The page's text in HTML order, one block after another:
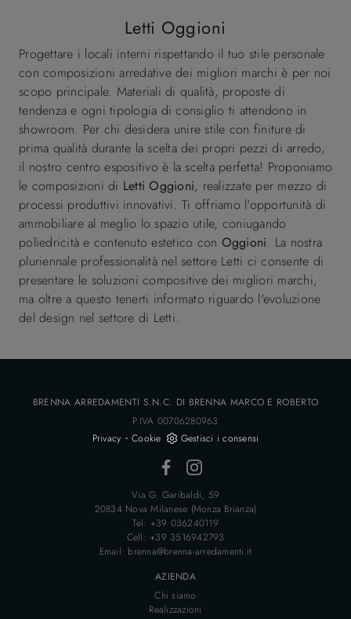
Letti Oggioni
Progettare i locali interni rispettando il tuo stile personale
con composizioni arredative dei migliori marchi è per noi
scopo principale. Materiali di qualità, proposte di
tendenza e ogni tipologia di consiglio ti attendono in
showroom. Per chi desidera unire stile con finiture di
prima qualità durante la scelta dei propri pezzi di arredo,
il nostro centro espositivo è la scelta perfetta! Proponiamo
le composizioni di Letti Oggioni, realizzate per mezzo di
processi produttivi innovativi. Ti offriamo l'opportunità di
ammobiliare al meglio lo spazio utile, coniugando
poliedricità e contenuto estetico con Oggioni. La nostra
pluriennale professionalità nel settore Letti ci consente di
presentare le soluzioni compositive dei migliori marchi,
ma oltre a questo tenerti informato riguardo l'evoluzione
del design nel settore di Letti.
BRENNA ARREDAMENTI S.N.C. DI BRENNA MARCO E ROBERTO
P.IVA 00706280963
Privacy -Cookie Gestisci i consensi
Via G. Garibaldi, 59
20834 Nova Milanese (Monza Brianza)
Tel: +39 036240119
Cell: +39 3516942793
Email: brenna@brenna-arredamenti.it
AZIENDA
Chi siamo
Realizzazioni